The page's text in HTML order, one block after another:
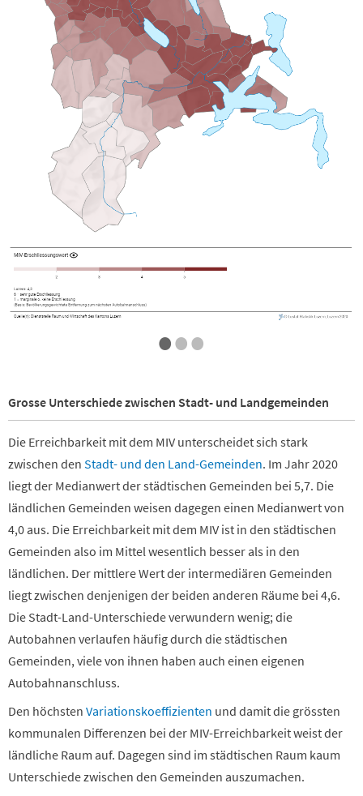
•••
Grosse Unterschiede zwischen Stadt- und Landgemeinden
Die Erreichbarkeit mit dem MIV unterscheidet sich stark
zwischen den Stadt- und den Land-Gemeinden. Im Jahr 2020
liegt der Medianwert der städtischen Gemeinden bei 5,7. Die
ländlichen Gemeinden weisen dagegen einen Medianwert von
4,0 aus. Die Erreichbarkeit mit dem MIV ist in den städtischen
Gemeinden also im Mittel wesentlich besser als in den
ländlichen. Der mittlere Wert der intermediären Gemeinden
liegt zwischen denjenigen der beiden anderen Räume bei 4,6.
Die Stadt-Land-Unterschiede verwundern wenig; die
Autobahnen verlaufen häufig durch die städtischen
Gemeinden, viele von ihnen haben auch einen eigenen
Autobahnanschluss.
Den höchsten Variationskoeffizienten und damit die grössten
kommunalen Differenzen bei der MIV-Erreichbarkeit weist der
ländliche Raum auf. Dagegen sind im städtischen Raum kaum
Unterschiede zwischen den Gemeinden auszumachen.